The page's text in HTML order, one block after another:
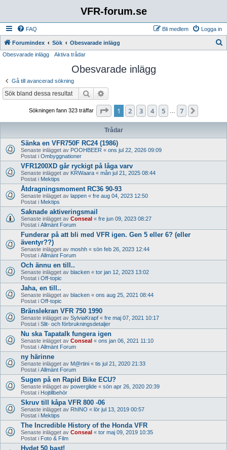
VFR-forum.se
FAQ Logga in
Bli medlem
Forumindex Sök Obesvarade inlägg
Obesvarade inlägg Aktiva trådar
Obesvarade inlägg
Gå till avancerad sökning
Sök
Sökningen fann 323 träffar Sida av 7
1 2 3 4 5 7
Trådar
Sänka en VFR750F RC24 (1986)
Senaste inlägget av POOHBEER « ons jul 22, 2026 09:09
Postat i Ombyggnationer
VFR1200XD går ryckigt på låga varv
Senaste inlägget av KRWaara « mån jul 21, 2025 08:44
Postat i Mektips
Åtdragningsmoment RC36 90-93
Senaste inlägget av lappen « fre aug 04, 2023 12:50
Postat i Mektips
Saknade aktiveringsmail
Senaste inlägget av Conseal « fre jun 09, 2023 08:27
Postat i Allmänt Forum
Funderar på att bli med VFR igen. Gen 5 eller 6? (eller
äventyr??)
Senaste inlägget av moshh « sön feb 26, 2023 12:44
Postat i Allmänt Forum
Och ännu en till..
Senaste inlägget av blacken « tor jan 12, 2023 13:02
Postat i Off-topic
Jaha, en till..
Senaste inlägget av blacken « ons aug 25, 2021 08:44
Postat i Off-topic
Bränslekran VFR 750 1990
Senaste inlägget av SylviaKrapf « fre maj 07, 2021 10:17
Postat i Slit- och förbrukningsdetaljer
Nu ska Tapatalk fungera igen
Senaste inlägget av Conseal « ons jan 06, 2021 11:10
Postat i Allmänt Forum
ny härinne
Senaste inlägget av M@rtini « tis jul 21, 2020 21:33
Postat i Allmänt Forum
Sugen på en Rapid Bike ECU?
Senaste inlägget av powerglide « sön apr 26, 2020 20:39
Postat i Hojtillbehör
Skruv till kåpa VFR 800 -06
Senaste inlägget av RhINO « lör jul 13, 2019 00:57
Postat i Mektips
The Incredible History of the Honda VFR
Senaste inlägget av Conseal « tor maj 09, 2019 10:35
Postat i Foto & Film
Hydet 50 bast!